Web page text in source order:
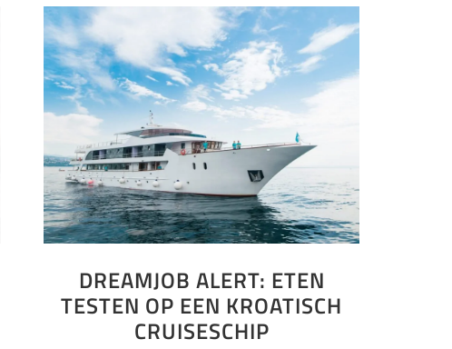
DREAMJOB ALERT: ETEN
TESTEN OP EEN KROATISCH
CRUISESCHIP